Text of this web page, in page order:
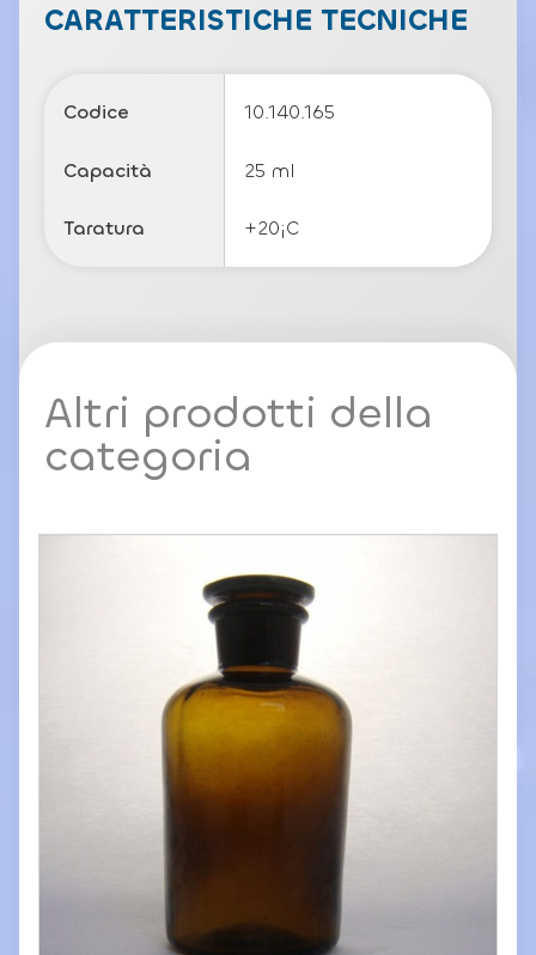
c
y
li
CARATTERISTICHE TECNICHE
Codice 10.140.165
Capacità 25 ml
Taratura +20¡C
Altri prodotti della
categoria